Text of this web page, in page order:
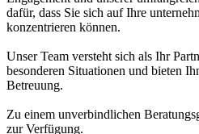
dafür, dass Sie sich auf Ihre
konzentrieren können.
Unser Team versteht sich als Ihr
besonderen Situationen und bieten
Betreuung.
Zu einem unverbindlichen
zur Verfügung.